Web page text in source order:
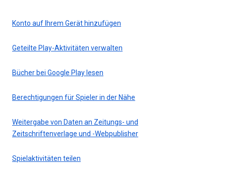
Konto auf Ihrem Gerät hinzufügen
Geteilte Play-Aktivitäten verwalten
Bücher bei Google Play lesen
Berechtigungen für Spieler in der Nähe
Weitergabe von Daten an Zeitungs- und
Zeitschriftenverlage und -Webpublisher
Spielaktivitäten teilen